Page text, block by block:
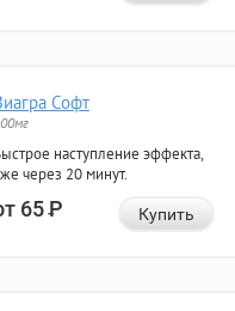
Софт
наступление эффекта,
через 20 минут.
65Р Купить